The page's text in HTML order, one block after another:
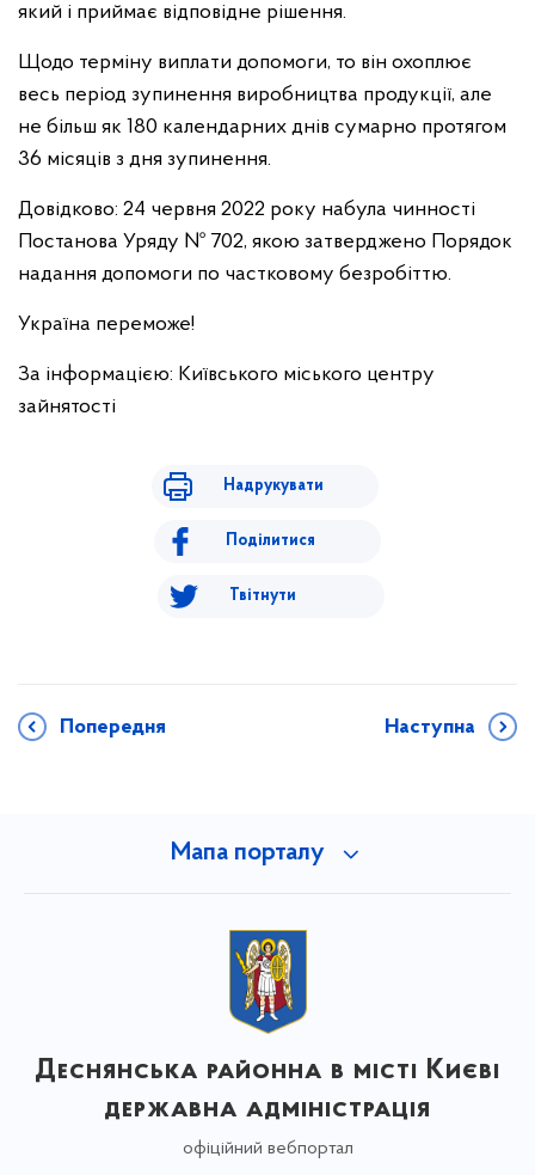
який і приймає відповідне рішення.
Щодо терміну виплати допомоги, то він охоплює
весь період зупинення виробництва продукції, але
не більш як 180 календарних днів сумарно протягом
36 місяців з дня зупинення.
Довідково: 24 червня 2022 року набула чинності
Постанова Уряду № 702, якою затверджено Порядок
надання допомоги по частковому безробіттю.
Україна переможе!
За інформацією: Київського міського центру
зайнятості
Надрукувати
Поділитися
Твітнути
Попередня Наступна
Мапа порталу
Деснянська районна в місті Києві
державна адміністрація
офіційний вебпортал